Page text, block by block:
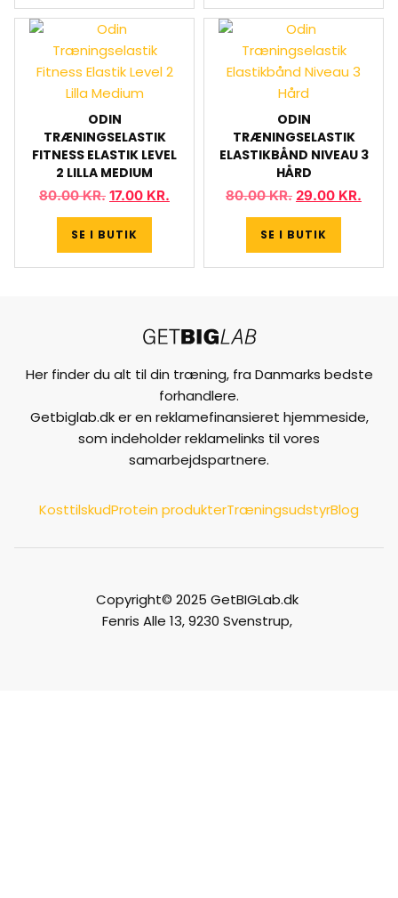
ODIN
TRÆNINGSELASTIK
FITNESS ELASTIK LEVEL
2 LILLA MEDIUM
80.00KR. 17.00 KR.
SE I BUTIK
ODIN
TRÆNINGSELASTIK
ELASTIKBÅND NIVEAU 3
HÅRD
80.00KR. 29.00 KR.
SE I BUTIK
Her finder du alt til din træning, fra Danmarks bedste
forhandlere.
Getbiglab.dk er en reklamefinansieret hjemmeside,
som indeholder reklamelinks til vores
samarbejdspartnere.
KosttilskudProtein produkterTræningsudstyrBlog
Copyright© 2025 GetBIGLab.dk
Fenris Alle 13, 9230 Svenstrup,